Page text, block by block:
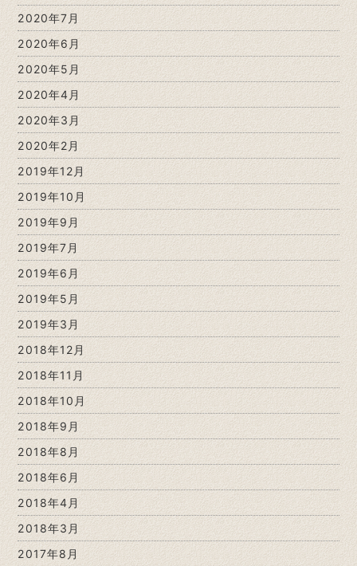
2020年7月
2020年6月
2020年5月
2020年4月
2020年3月
2020年2月
2019年12月
2019年10月
2019年9月
2019年7月
2019年6月
2019年5月
2019年3月
2018年12月
2018年11月
2018年10月
2018年9月
2018年8月
2018年6月
2018年4月
2018年3月
2017年8月